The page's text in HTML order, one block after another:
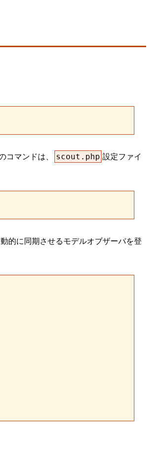
マンドは、 scout.php 設定ファイ
的に同期させるモデルオブザーバを登